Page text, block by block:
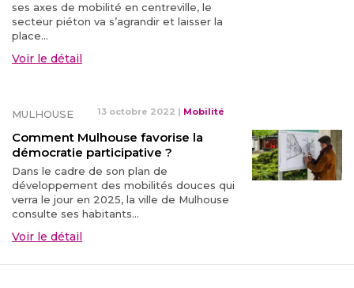
ses axes de mobilité en centreville, le
secteur piéton va s’agrandir et laisser la
place...
Voir le détail
MULHOUSE 13 octobre 2022 | Mobilité
Comment Mulhouse favorise la
démocratie participative ?
Dans le cadre de son plan de
développement des mobilités douces qui
verra le jour en 2025, la ville de Mulhouse
consulte ses habitants...
Voir le détail